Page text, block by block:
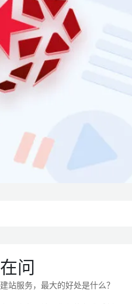
问
站服务，最大的好处是什么？